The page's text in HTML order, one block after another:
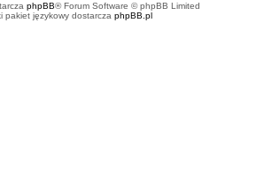
phpBB® Forum Software © phpBB Limited
pakiet językowy dostarcza phpBB.pl